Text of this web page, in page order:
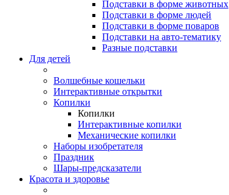
Подставки в форме животных
Подставки в форме людей
Подставки в форме поваров
Подставки на авто-тематику
Разные подставки
Для детей
Волшебные кошельки
Интерактивные открытки
Копилки
Копилки
Интерактивные копилки
Механические копилки
Наборы изобретателя
Праздник
Шары-предсказатели
Красота и здоровье